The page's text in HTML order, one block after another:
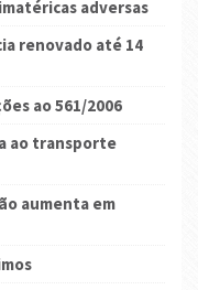
adversas
renovado até 14
ao 561/2006
ao transporte
aumenta em